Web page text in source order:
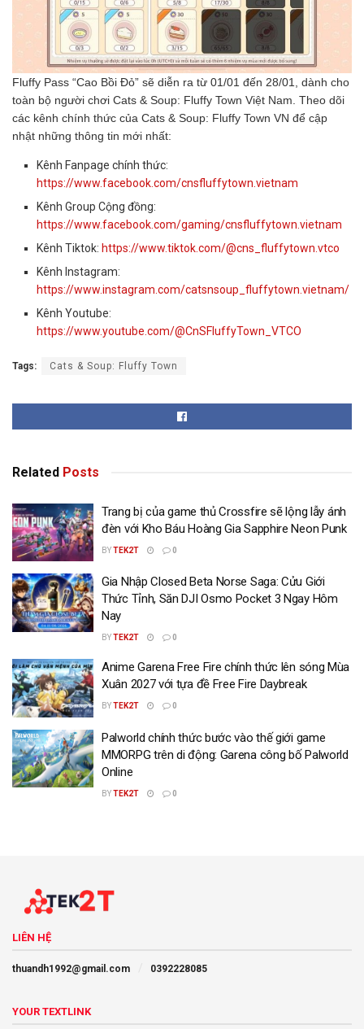
Fluffy Pass “Cao Bồi Đỏ” sẽ diễn ra từ 01/01 đến 28/01, dành cho
toàn bộ người chơi Cats & Soup: Fluffy Town Việt Nam. Theo dõi
các kênh chính thức của Cats & Soup: Fluffy Town VN để cập
nhật những thông tin mới nhất:
Kênh Fanpage chính thức:
https://www.facebook.com/cnsfluffytown.vietnam
Kênh Group Cộng đồng:
https://www.facebook.com/gaming/cnsfluffytown.vietnam
Kênh Tiktok: https://www.tiktok.com/@cns_fluffytown.vtco
Kênh Instagram:
https://www.instagram.com/catsnsoup_fluffytown.vietnam/
Kênh Youtube:
https://www.youtube.com/@CnSFluffyTown_VTCO
Tags: Cats & Soup: Fluffy Town
Related Posts
Trang bị của game thủ Crossfire sẽ lộng lẫy ánh
đèn với Kho Báu Hoàng Gia Sapphire Neon Punk
BYTEK2T 0
Gia Nhập Closed Beta Norse Saga: Cửu Giới
Thức Tỉnh, Săn DJI Osmo Pocket 3 Ngay Hôm
Nay
BYTEK2T 0
Anime Garena Free Fire chính thức lên sóng Mùa
Xuân 2027 với tựa đề Free Fire Daybreak
BYTEK2T 0
Palworld chính thức bước vào thế giới game
MMORPG trên di động: Garena công bố Palworld
Online
BYTEK2T 0
LIÊN HỆ
thuandh1992@gmail.com 0392228085
YOUR TEXTLINK